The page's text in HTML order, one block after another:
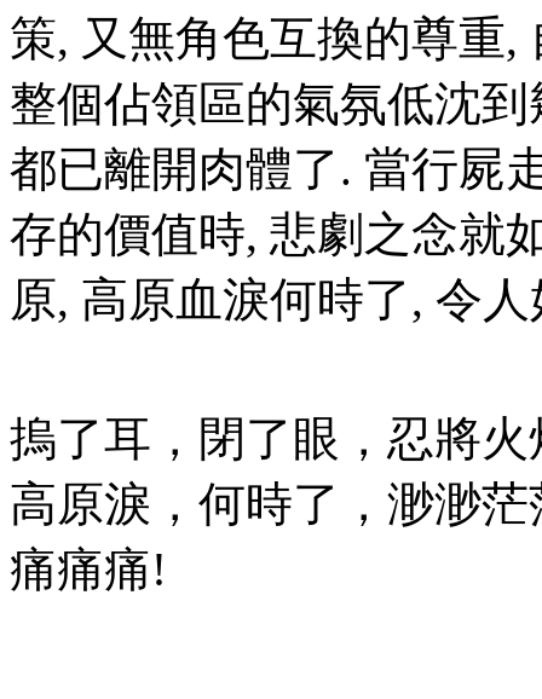
策, 又無角色互換的尊重,
整個佔領區的氣氛低沈
都已離開肉體了. 當行屍
存的價值時, 悲劇之念就
原, 高原血淚何時了, 令
摀了耳，閉了眼，忍將
高原淚，何時了，渺渺
痛痛痛!